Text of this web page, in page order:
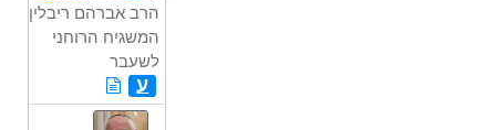
הרב אברהם ריבלין,
המשגיח הרוחני
לשעבר
ע